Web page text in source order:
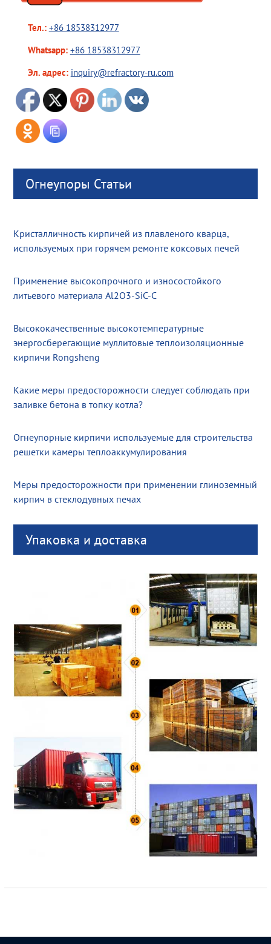
Тел.: +86 18538312977
Whatsapp: +86 18538312977
Эл. адрес: inquiry@refractory-ru.com
Огнеупоры Статьи
Кристалличность кирпичей из плавленого кварца,
используемых при горячем ремонте коксовых печей
Применение высокопрочного и износостойкого
литьевого материала Al2O3-SiC-C
Высококачественные высокотемпературные
энергосберегающие муллитовые теплоизоляционные
кирпичи Rongsheng
Какие меры предосторожности следует соблюдать при
заливке бетона в топку котла?
Огнеупорные кирпичи используемые для строительства
решетки камеры теплоаккумулирования
Меры предосторожности при применении глиноземный
кирпич в стеклодувных печах
Упаковка и доставка